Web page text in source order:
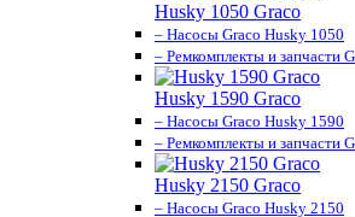
Husky 1050 Graco
– Насосы Graco Husky 1050
– Ремкомплекты и запчасти
Husky 1590 Graco
– Насосы Graco Husky 1590
– Ремкомплекты и запчасти
Husky 2150 Graco
– Насосы Graco Husky 2150